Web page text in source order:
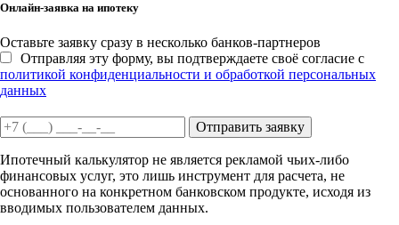
Онлайн-заявка на ипотеку
Оставьте заявку сразу в несколько банков-партнеров
Отправляя эту форму, вы подтверждаете своё согласие с
политикой конфиденциальности и обработкой персональных
данных
Отправить заявку
Ипотечный калькулятор не является рекламой чьих-либо
финансовых услуг, это лишь инструмент для расчета, не
основанного на конкретном банковском продукте, исходя из
вводимых пользователем данных.